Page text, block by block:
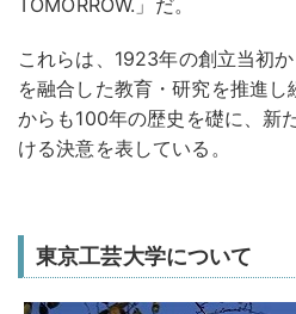
これらは、1923年の創立当初
を融合した教育・研究を推進
からも100年の歴史を礎に、新
ける決意を表している。
東京工芸大学について